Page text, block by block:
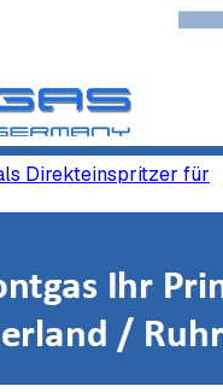
Direkteinspritzer für